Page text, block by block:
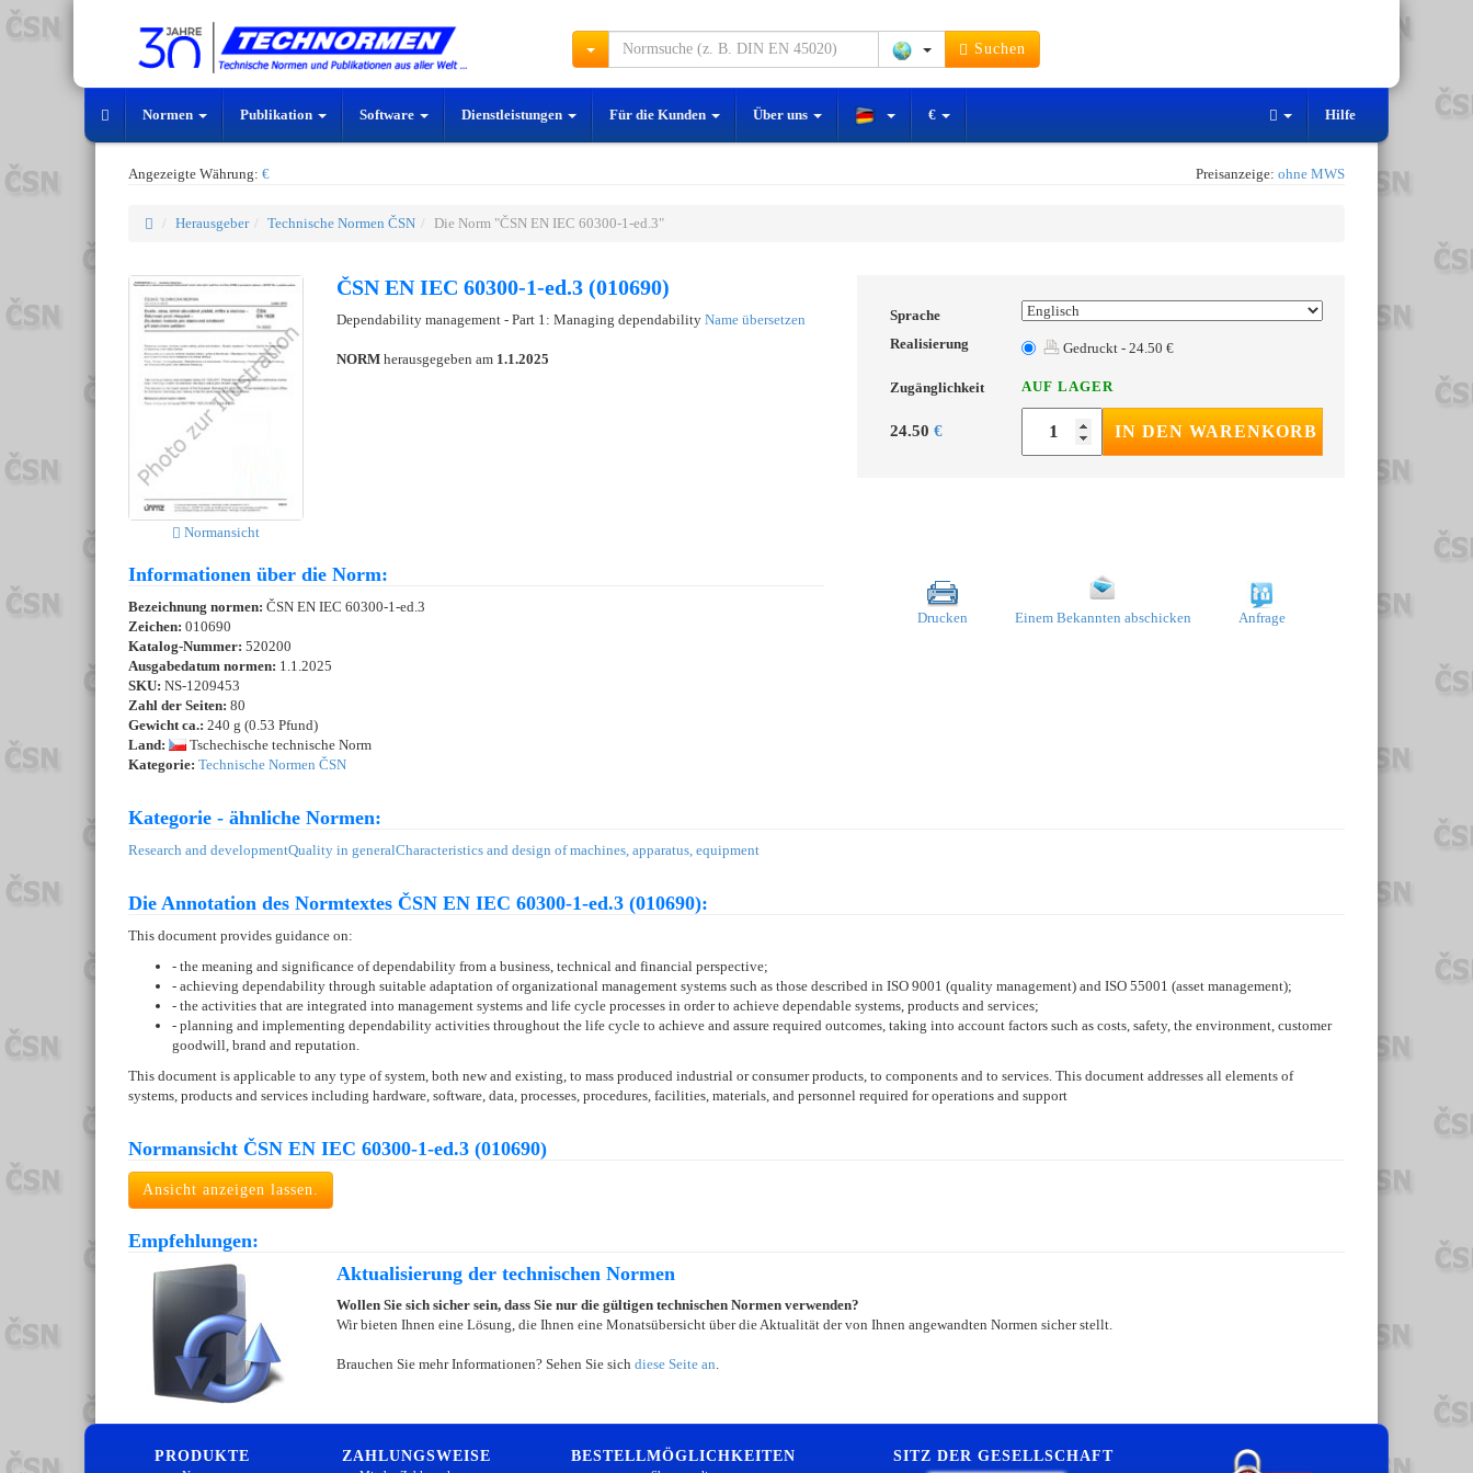
Suchen
Normen Publikation Software Dienstleistungen Für die Kunden Über uns € Hilfe
Angezeigte Währung: € Preisanzeige: ohne MWS
Herausgeber Technische Normen ČSN Die Norm "ČSN EN IEC 60300-1-ed.3"
Normansicht
ČSN EN IEC 60300-1-ed.3 (010690)
Dependability management - Part 1: Managing dependability Name übersetzen
NORM herausgegeben am 1.1.2025
Sprache
Realisierung
Gedruckt - 24.50 €
Zugänglichkeit AUF LAGER
24.50 € IN DEN WARENKORB
Informationen über die Norm:
Bezeichnung normen: ČSN EN IEC 60300-1-ed.3
Zeichen: 010690
Katalog-Nummer: 520200
Ausgabedatum normen: 1.1.2025
SKU: NS-1209453
Zahl der Seiten: 80
Gewicht ca.: 240 g (0.53 Pfund)
Land:
Tschechische technische Norm
Kategorie: Technische Normen ČSN
Drucken Einem Bekannten abschicken Anfrage
Kategorie - ähnliche Normen:
Research and developmentQuality in generalCharacteristics and design of machines, apparatus, equipment
Die Annotation des Normtextes ČSN EN IEC 60300-1-ed.3 (010690):
This document provides guidance on:
- the meaning and significance of dependability from a business, technical and financial perspective;
- achieving dependability through suitable adaptation of organizational management systems such as those described in ISO 9001 (quality management) and ISO 55001 (asset management);
- the activities that are integrated into management systems and life cycle processes in order to achieve dependable systems, products and services;
- planning and implementing dependability activities throughout the life cycle to achieve and assure required outcomes, taking into account factors such as costs, safety, the environment, customer
goodwill, brand and reputation.
This document is applicable to any type of system, both new and existing, to mass produced industrial or consumer products, to components and to services. This document addresses all elements of
systems, products and services including hardware, software, data, processes, procedures, facilities, materials, and personnel required for operations and support
Normansicht ČSN EN IEC 60300-1-ed.3 (010690)
Ansicht anzeigen lassen.
Empfehlungen:
Aktualisierung der technischen Normen
Wollen Sie sich sicher sein, dass Sie nur die gültigen technischen Normen verwenden?
Wir bieten Ihnen eine Lösung, die Ihnen eine Monatsübersicht über die Aktualität der von Ihnen angewandten Normen sicher stellt.
Brauchen Sie mehr Informationen? Sehen Sie sich diese Seite an.
PRODUKTE ZAHLUNGSWEISE BESTELLMÖGLICHKEITEN SITZ DER GESELLSCHAFT